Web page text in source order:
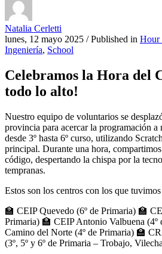
Natalia Cerletti
lunes, 12 mayo 2025 /Published in Hour
Ingeniería, School
Celebramos la Hora del
todo lo alto!
Nuestro equipo de voluntarios se
provincia para acercar la programación a
desde 3º hasta 6º curso, utilizando
principal. Durante una hora,
código, despertando la chispa por la
tempranas.
Estos son los centros con los que
🏫 CEIP Quevedo (6º de Primaria) 🏫
Primaria) 🏫 CEIP Antonio Valbuena (4º
Camino del Norte (4º de Primaria) 🏫
(3º, 5º y 6º de Primaria – Trobajo,